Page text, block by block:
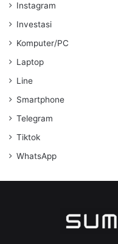
Instagram
Investasi
Komputer/PC
Laptop
Line
Smartphone
Telegram
Tiktok
WhatsApp